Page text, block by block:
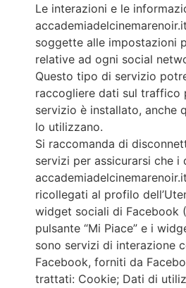
Le interazioni e le
soggette alle impostazioni
relative ad ogni social
Questo tipo di servizio
raccogliere dati sul traffico
servizio è installato, anche
lo utilizzano.
Si raccomanda di
servizi per assicurarsi che i
ricollegati al profilo
widget sociali di Facebook
pulsante “Mi Piace” e i
sono servizi di interazione
Facebook, forniti da
trattati: Cookie; Dati di